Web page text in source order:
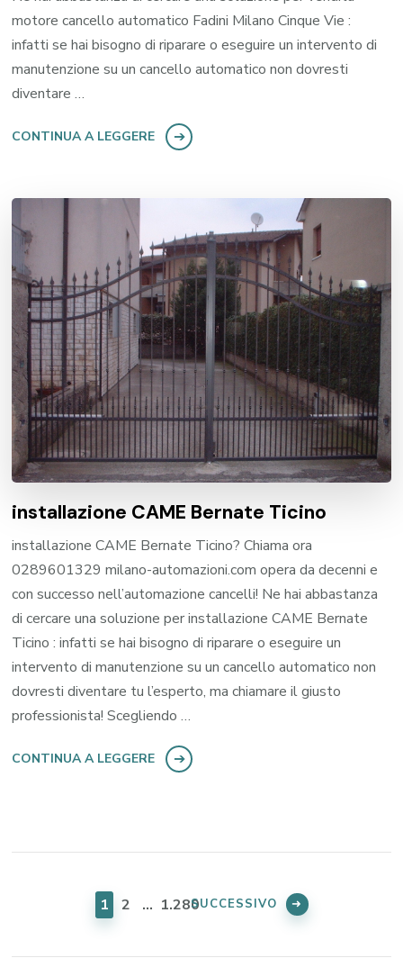
motore cancello automatico Fadini Milano Cinque Vie :
infatti se hai bisogno di riparare o eseguire un intervento di
manutenzione su un cancello automatico non dovresti
diventare …
CONTINUA A LEGGERE
installazione CAME Bernate Ticino
installazione CAME Bernate Ticino? Chiama ora
0289601329 milano-automazioni.com opera da decenni e
con successo nell’automazione cancelli! Ne hai abbastanza
di cercare una soluzione per installazione CAME Bernate
Ticino : infatti se hai bisogno di riparare o eseguire un
intervento di manutenzione su un cancello automatico non
dovresti diventare tu l’esperto, ma chiamare il giusto
professionista! Scegliendo …
CONTINUA A LEGGERE
articoli
PAGINA
1 PAGINA
2 … PAGINA
1.280SUCCESSIVO